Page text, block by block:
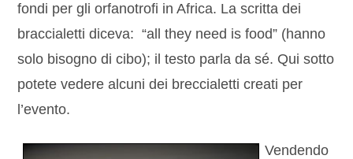
fondi per gli orfanotrofi in Africa. La scritta dei
braccialetti diceva: “all they need is food” (hanno
solo bisogno di cibo); il testo parla da sé. Qui sotto
potete vedere alcuni dei breccialetti creati per
l’evento.
Vendendo